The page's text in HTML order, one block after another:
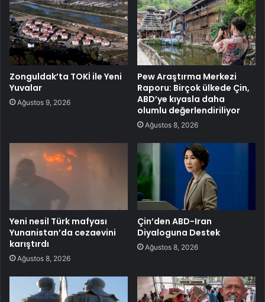
Zonguldak’ta TOKİ ile Yeni
Yuvalar
Ağustos 9, 2026
Pew Araştırma Merkezi
Raporu: Birçok ülkede Çin,
ABD’ye kıyasla daha
olumlu değerlendiriliyor
Ağustos 8, 2026
Yeni nesil Türk mafyası
Yunanistan’da cezaevini
karıştırdı
Ağustos 8, 2026
Çin’den ABD-Iran
Diyaloguna Destek
Ağustos 8, 2026